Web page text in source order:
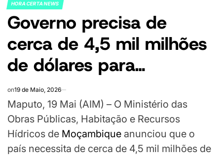
POSTED
IN
HORA CERTA NEWS
Governo precisa de
cerca de 4,5 mil milhões
de dólares para…
on19 de Maio, 2026
Maputo, 19 Mai (AIM) – O Ministério das
Obras Públicas, Habitação e Recursos
Hídricos de Moçambique anunciou que o
país necessita de cerca de 4,5 mil milhões de